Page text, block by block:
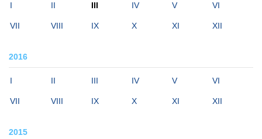
I II III IV V VI
VII VIII IX X XI XII
2016
I II III IV V VI
VII VIII IX X XI XII
2015